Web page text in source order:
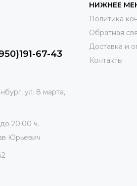
67-43
ул. 8 марта,
20:00 ч.
Юрьевич
НИЖНЕЕ
Политика
Обратная
Доставка и
Контакты